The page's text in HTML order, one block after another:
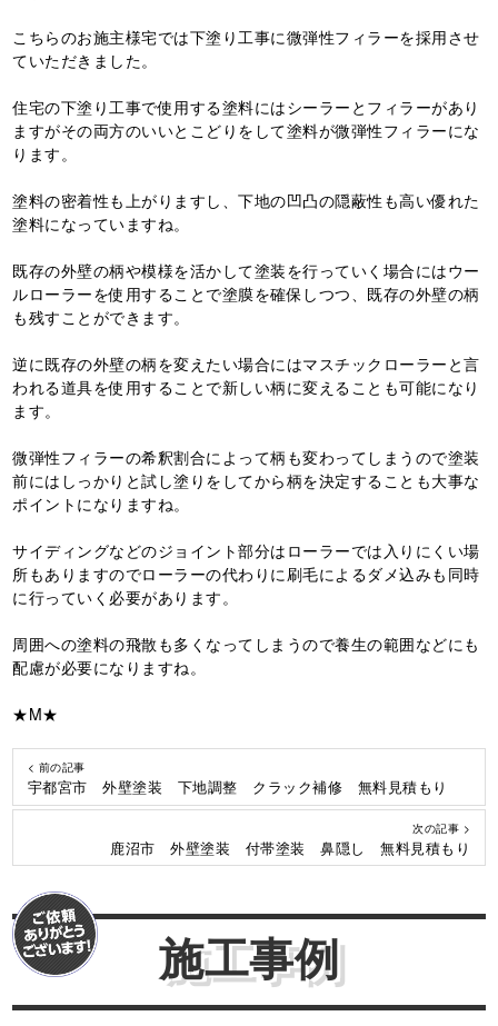
こちらのお施主様宅では下塗り工事に微弾性フィラーを採用させ
ていただきました。
住宅の下塗り工事で使用する塗料にはシーラーとフィラーがあり
ますがその両方のいいとこどりをして塗料が微弾性フィラーにな
ります。
塗料の密着性も上がりますし、下地の凹凸の隠蔽性も高い優れた
塗料になっていますね。
既存の外壁の柄や模様を活かして塗装を行っていく場合にはウー
ルローラーを使用することで塗膜を確保しつつ、既存の外壁の柄
も残すことができます。
逆に既存の外壁の柄を変えたい場合にはマスチックローラーと言
われる道具を使用することで新しい柄に変えることも可能になり
ます。
微弾性フィラーの希釈割合によって柄も変わってしまうので塗装
前にはしっかりと試し塗りをしてから柄を決定することも大事な
ポイントになりますね。
サイディングなどのジョイント部分はローラーでは入りにくい場
所もありますのでローラーの代わりに刷毛によるダメ込みも同時
に行っていく必要があります。
周囲への塗料の飛散も多くなってしまうので養生の範囲などにも
配慮が必要になりますね。
★M★
< 前の記事
宇都宮市 外壁塗装 下地調整 クラック補修 無料見積もり
次の記事 >
鹿沼市 外壁塗装 付帯塗装 鼻隠し 無料見積もり
施工事例